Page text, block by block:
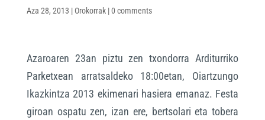
Aza 28, 2013 | Orokorrak|0 comments
Azaroaren 23an piztu zen txondorra Arditurriko
Parketxean arratsaldeko 18:00etan, Oiartzungo
Ikazkintza 2013 ekimenari hasiera emanaz. Festa
giroan ospatu zen, izan ere, bertsolari eta tobera